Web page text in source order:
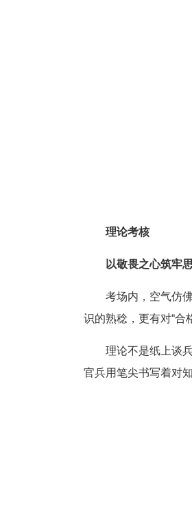
理论考核
以敬畏之心筑牢思
考场内，空气仿佛
识的熟稔，更有对“合
理论不是纸上谈兵
官兵用笔尖书写着对